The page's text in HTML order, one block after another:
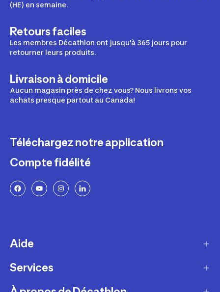
(HE) en semaine.
Retours faciles
Les membres Décathlon ont jusqu'à 365 jours pour
retourner leurs produits.
Livraison à domicile
Aucun magasin près de chez vous? Nous livrons vos
achats presque partout au Canada!
Téléchargez notre application
Compte fidélité
Aide
Livraison
Retours et échanges
Services